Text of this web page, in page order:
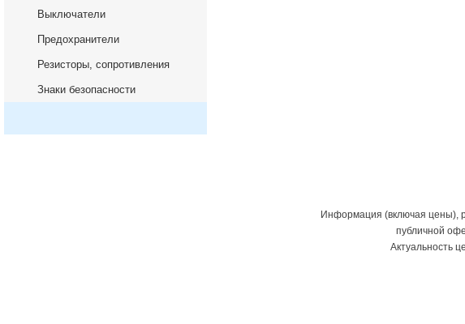
Выключатели
Предохранители
Резисторы, сопротивления
Знаки безопасности
Информация (включая цены),
публичной
Актуальность